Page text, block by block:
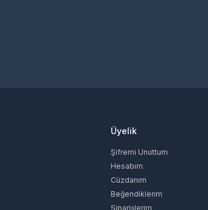
Üyelik
Şifremi Unuttum
Hesabım
Cüzdanım
Beğendiklerim
Siparişlerim